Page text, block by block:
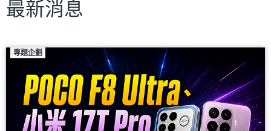
最新消息
專題企劃